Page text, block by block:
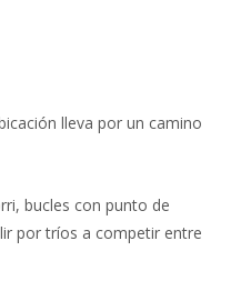
lleva por un camino
bucles con punto de
por tríos a competir entre